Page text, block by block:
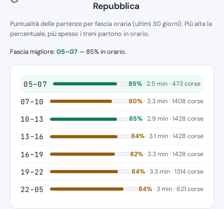
Repubblica
Puntualità delle partenze per fascia oraria (ultimi 30 giorni). Più alta la
percentuale, più spesso i treni partono in orario.
Fascia migliore: 05–07 — 85% in orario.
05–07 85% · 2.5 min · 473 corse
07–10 80%· 3.3 min · 1408 corse
10–13 85%· 2.9 min · 1428 corse
13–16 84%· 3.1 min · 1428 corse
16–19 82%· 3.3 min · 1428 corse
19–22 84%· 3.3 min · 1314 corse
22–05 84%· 3 min · 621 corse